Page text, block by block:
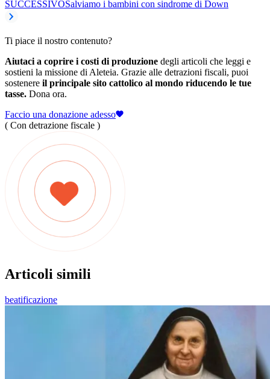
SUCCESSIVOSalviamo i bambini con sindrome di Down
Ti piace il nostro contenuto?
Aiutaci a coprire i costi di produzione degli articoli che leggi e
sostieni la missione di Aleteia. Grazie alle detrazioni fiscali, puoi
sostenere il principale sito cattolico al mondo riducendo le tue
tasse. Dona ora.
Faccio una donazione adesso
( Con detrazione fiscale )
Articoli simili
beatificazione